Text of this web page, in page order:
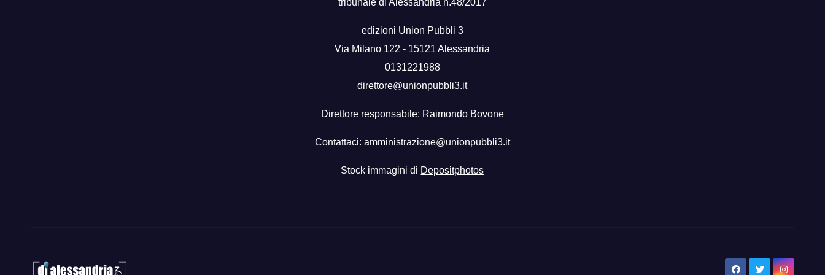
edizioni Union Pubbli 3
Via Milano 122 - 15121 Alessandria
0131221988
direttore@unionpubbli3.it
Direttore responsabile: Raimondo Bovone
Contattaci: amministrazione@unionpubbli3.it
Stock immagini di Depositphotos